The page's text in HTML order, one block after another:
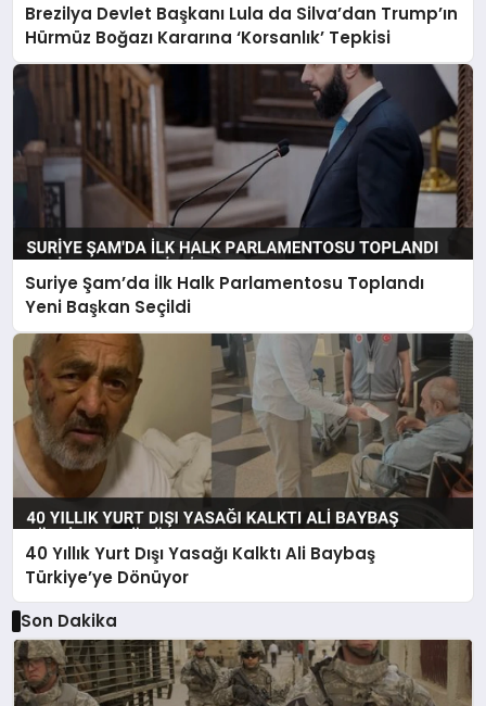
Brezilya Devlet Başkanı Lula da Silva’dan Trump’ın
Hürmüz Boğazı Kararına ‘Korsanlık’ Tepkisi
Suriye Şam’da İlk Halk Parlamentosu Toplandı
Yeni Başkan Seçildi
40 Yıllık Yurt Dışı Yasağı Kalktı Ali Baybaş
Türkiye’ye Dönüyor
Son Dakika